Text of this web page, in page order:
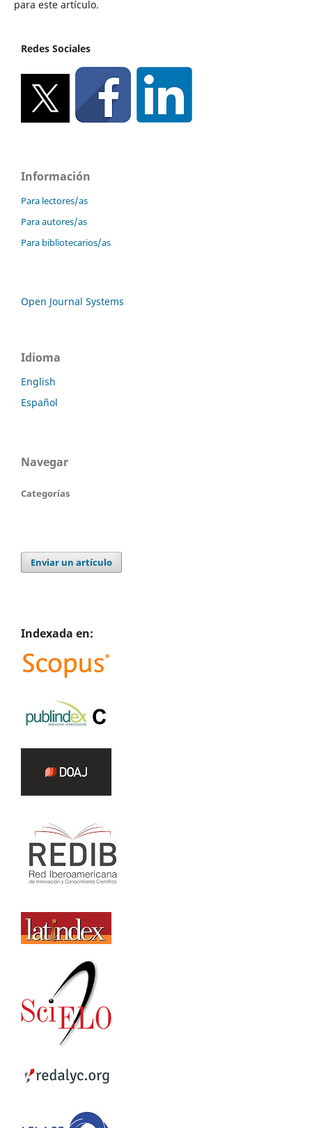
para este artículo.
Redes Sociales
Información
Para lectores/as
Para autores/as
Para bibliotecarios/as
Open Journal Systems
Idioma
English
Español
Navegar
Categorías
Enviar un artículo
Indexada en: